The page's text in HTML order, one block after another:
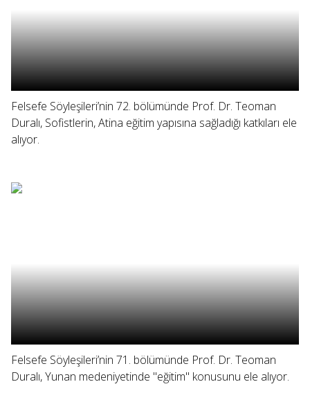
Felsefe Söyleşileri’nin 72. bölümünde Prof. Dr. Teoman
Duralı, Sofistlerin, Atina eğitim yapısına sağladığı katkıları ele
alıyor.
Felsefe Söyleşileri’nin 71. bölümünde Prof. Dr. Teoman
Duralı, Yunan medeniyetinde "eğitim" konusunu ele alıyor.